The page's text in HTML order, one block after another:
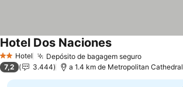
2 Estrelas
Hotel Depósito de bagagem seguro
Hotel Dos Naciones
7,2 3.444 a 1.4 km de Metropolitan Cathedral